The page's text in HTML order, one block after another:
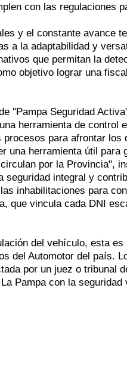
con las regulaciones
y el constante avance
a la adaptabilidad y
que permitan la
objetivo lograr una
"Pampa Seguridad
herramienta de
para afrontar
una herramienta útil
por la Provincia",
seguridad integral y
inhabilitaciones para
que vincula cada DNI
del vehículo, esta
del Automotor del país.
por un juez o tribunal
Pampa con la